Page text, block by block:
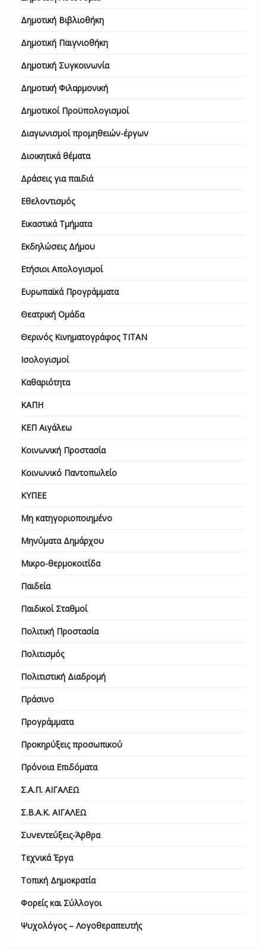
Δημοτική Βιβλιοθήκη
Δημοτική Παιγνιοθήκη
Δημοτική Συγκοινωνία
Δημοτική Φιλαρμονική
Δημοτικοί Προϋπολογισμοί
Διαγωνισμοί προμηθειών-έργων
Διοικητικά θέματα
Δράσεις για παιδιά
Εθελοντισμός
Εικαστικά Τμήματα
Εκδηλώσεις Δήμου
Ετήσιοι Απολογισμοί
Ευρωπαϊκά Προγράμματα
Θεατρική Ομάδα
Θερινός Κινηματογράφος ΤΙΤΑΝ
Ισολογισμοί
Καθαριότητα
ΚΑΠΗ
ΚΕΠ Αιγάλεω
Κοινωνική Προστασία
Κοινωνικό Παντοπωλείο
ΚΥΠΕΕ
Μη κατηγοριοποιημένο
Μηνύματα Δημάρχου
Μικρο-θερμοκοιτίδα
Παιδεία
Παιδικοί Σταθμοί
Πολιτική Προστασία
Πολιτισμός
Πολιτιστική Διαδρομή
Πράσινο
Προγράμματα
Προκηρύξεις προσωπικού
Πρόνοια Επιδόματα
Σ.Α.Π. ΑΙΓΑΛΕΩ
Σ.Β.Α.Κ. ΑΙΓΑΛΕΩ
Συνεντεύξεις-Άρθρα
Τεχνικά Έργα
Τοπική Δημοκρατία
Φορείς και Σύλλογοι
Ψυχολόγος – Λογοθεραπευτής